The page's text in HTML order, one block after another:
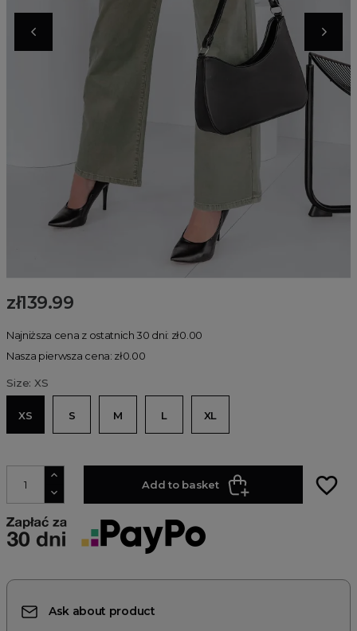
zł139.99
Najniższa cena z ostatnich 30 dni: zł0.00
Nasza pierwsza cena: zł0.00
Size: XS
XS S M L XL
Add to basket favorite_border
Ask about product